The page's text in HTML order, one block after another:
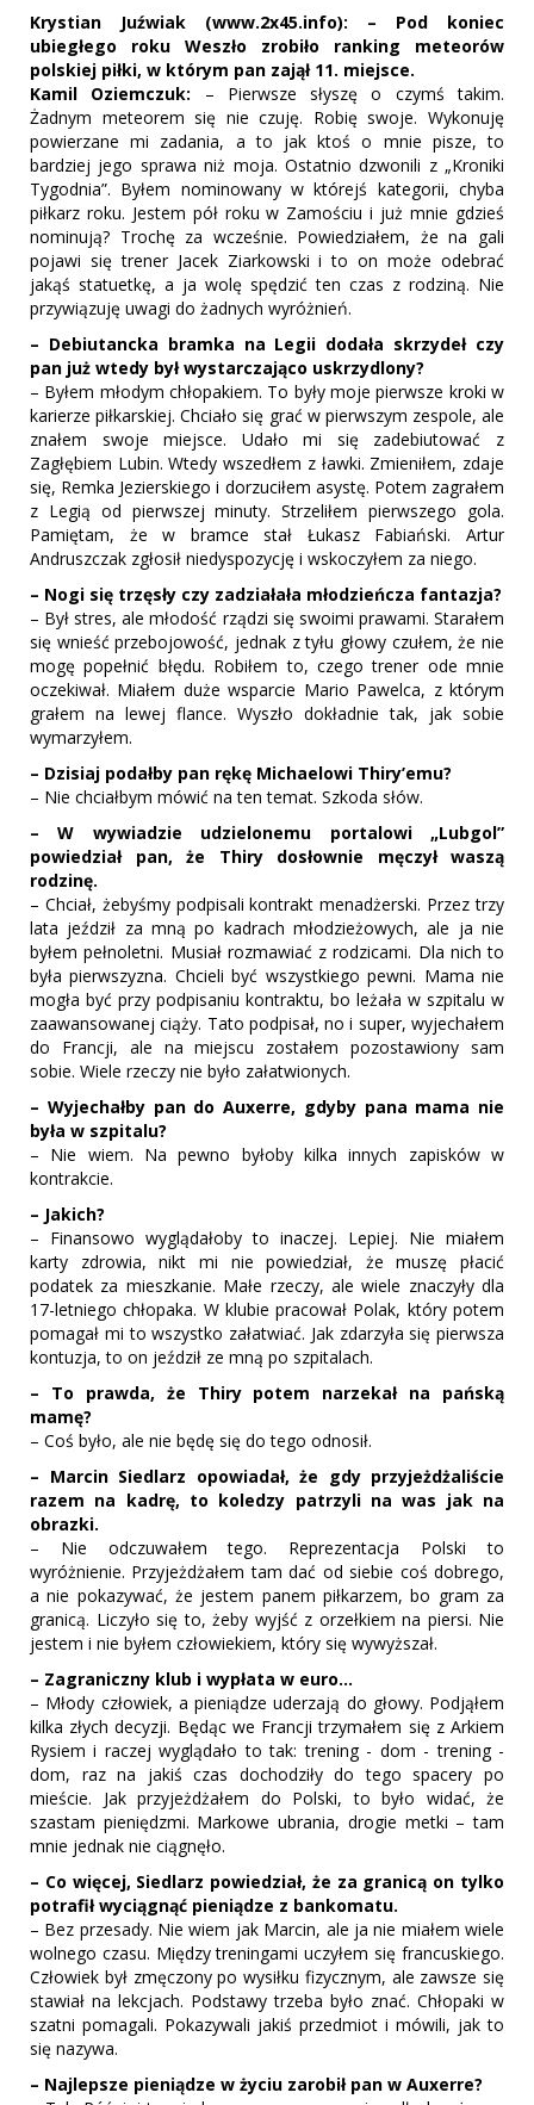
Krystian Juźwiak (www.2x45.info): – Pod koniec
ubiegłego roku Weszło zrobiło ranking meteorów
polskiej piłki, w którym pan zajął 11. miejsce.
Kamil Oziemczuk: – Pierwsze słyszę o czymś takim.
Żadnym meteorem się nie czuję. Robię swoje. Wykonuję
powierzane mi zadania, a to jak ktoś o mnie pisze, to
bardziej jego sprawa niż moja. Ostatnio dzwonili z „Kroniki
Tygodnia”. Byłem nominowany w którejś kategorii, chyba
piłkarz roku. Jestem pół roku w Zamościu i już mnie gdzieś
nominują? Trochę za wcześnie. Powiedziałem, że na gali
pojawi się trener Jacek Ziarkowski i to on może odebrać
jakąś statuetkę, a ja wolę spędzić ten czas z rodziną. Nie
przywiązuję uwagi do żadnych wyróżnień.
– Debiutancka bramka na Legii dodała skrzydeł czy
pan już wtedy był wystarczająco uskrzydlony?
– Byłem młodym chłopakiem. To były moje pierwsze kroki w
karierze piłkarskiej. Chciało się grać w pierwszym zespole, ale
znałem swoje miejsce. Udało mi się zadebiutować z
Zagłębiem Lubin. Wtedy wszedłem z ławki. Zmieniłem, zdaje
się, Remka Jezierskiego i dorzuciłem asystę. Potem zagrałem
z Legią od pierwszej minuty. Strzeliłem pierwszego gola.
Pamiętam, że w bramce stał Łukasz Fabiański. Artur
Andruszczak zgłosił niedyspozycję i wskoczyłem za niego.
– Nogi się trzęsły czy zadziałała młodzieńcza fantazja?
– Był stres, ale młodość rządzi się swoimi prawami. Starałem
się wnieść przebojowość, jednak z tyłu głowy czułem, że nie
mogę popełnić błędu. Robiłem to, czego trener ode mnie
oczekiwał. Miałem duże wsparcie Mario Pawelca, z którym
grałem na lewej flance. Wyszło dokładnie tak, jak sobie
wymarzyłem.
– Dzisiaj podałby pan rękę Michaelowi Thiry’emu?
– Nie chciałbym mówić na ten temat. Szkoda słów.
– W wywiadzie udzielonemu portalowi „Lubgol”
powiedział pan, że Thiry dosłownie męczył waszą
rodzinę.
– Chciał, żebyśmy podpisali kontrakt menadżerski. Przez trzy
lata jeździł za mną po kadrach młodzieżowych, ale ja nie
byłem pełnoletni. Musiał rozmawiać z rodzicami. Dla nich to
była pierwszyzna. Chcieli być wszystkiego pewni. Mama nie
mogła być przy podpisaniu kontraktu, bo leżała w szpitalu w
zaawansowanej ciąży. Tato podpisał, no i super, wyjechałem
do Francji, ale na miejscu zostałem pozostawiony sam
sobie. Wiele rzeczy nie było załatwionych.
– Wyjechałby pan do Auxerre, gdyby pana mama nie
była w szpitalu?
– Nie wiem. Na pewno byłoby kilka innych zapisków w
kontrakcie.
– Jakich?
– Finansowo wyglądałoby to inaczej. Lepiej. Nie miałem
karty zdrowia, nikt mi nie powiedział, że muszę płacić
podatek za mieszkanie. Małe rzeczy, ale wiele znaczyły dla
17-letniego chłopaka. W klubie pracował Polak, który potem
pomagał mi to wszystko załatwiać. Jak zdarzyła się pierwsza
kontuzja, to on jeździł ze mną po szpitalach.
– To prawda, że Thiry potem narzekał na pańską
mamę?
– Coś było, ale nie będę się do tego odnosił.
– Marcin Siedlarz opowiadał, że gdy przyjeżdżaliście
razem na kadrę, to koledzy patrzyli na was jak na
obrazki.
– Nie odczuwałem tego. Reprezentacja Polski to
wyróżnienie. Przyjeżdżałem tam dać od siebie coś dobrego,
a nie pokazywać, że jestem panem piłkarzem, bo gram za
granicą. Liczyło się to, żeby wyjść z orzełkiem na piersi. Nie
jestem i nie byłem człowiekiem, który się wywyższał.
– Zagraniczny klub i wypłata w euro…
– Młody człowiek, a pieniądze uderzają do głowy. Podjąłem
kilka złych decyzji. Będąc we Francji trzymałem się z Arkiem
Rysiem i raczej wyglądało to tak: trening - dom - trening -
dom, raz na jakiś czas dochodziły do tego spacery po
mieście. Jak przyjeżdżałem do Polski, to było widać, że
szastam pieniędzmi. Markowe ubrania, drogie metki – tam
mnie jednak nie ciągnęło.
– Co więcej, Siedlarz powiedział, że za granicą on tylko
potrafił wyciągnąć pieniądze z bankomatu.
– Bez przesady. Nie wiem jak Marcin, ale ja nie miałem wiele
wolnego czasu. Między treningami uczyłem się francuskiego.
Człowiek był zmęczony po wysiłku fizycznym, ale zawsze się
stawiał na lekcjach. Podstawy trzeba było znać. Chłopaki w
szatni pomagali. Pokazywali jakiś przedmiot i mówili, jak to
się nazywa.
– Najlepsze pieniądze w życiu zarobił pan w Auxerre?